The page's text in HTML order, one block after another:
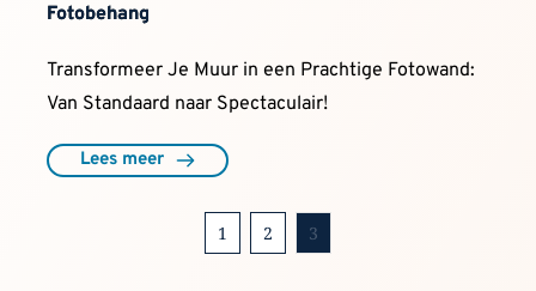
Fotobehang
Transformeer Je Muur in een Prachtige Fotowand:
Van Standaard naar Spectaculair!
Lees meer
1 2 3